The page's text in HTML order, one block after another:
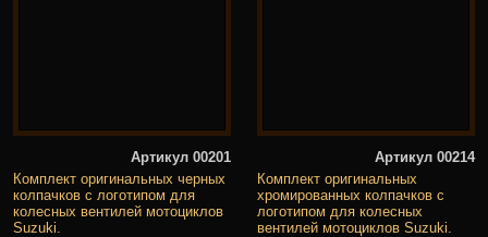
Артикул 00201
Комплект оригинальных черных
колпачков с логотипом для
колесных вентилей мотоциклов
Suzuki.
Артикул 00214
Комплект оригинальных
хромированных колпачков с
логотипом для колесных
вентилей мотоциклов Suzuki.